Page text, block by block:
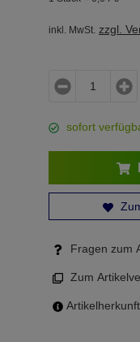
inkl. MwSt. zzgl.
sofort
Fragen zum
Zum
Artikelherkunft